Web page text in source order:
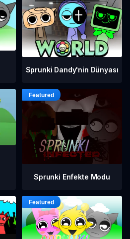
Sprunki Dandy'nin Dünyası
Sprunki Enfekte Modu